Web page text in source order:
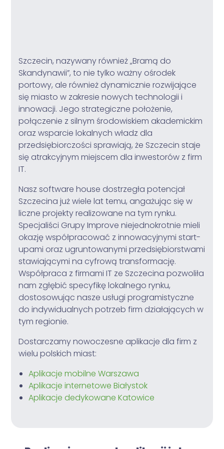
Szczecin, nazywany również „Bramą do
Skandynawii”, to nie tylko ważny ośrodek
portowy, ale również dynamicznie rozwijające
się miasto w zakresie nowych technologii i
innowacji. Jego strategiczne położenie,
połączenie z silnym środowiskiem akademickim
oraz wsparcie lokalnych władz dla
przedsiębiorczości sprawiają, że Szczecin staje
się atrakcyjnym miejscem dla inwestorów z firm
IT.
Nasz software house dostrzegła potencjał
Szczecina już wiele lat temu, angażując się w
liczne projekty realizowane na tym rynku.
Specjaliści Grupy Improve niejednokrotnie mieli
okazję współpracować z innowacyjnymi start-
upami oraz ugruntowanymi przedsiębiorstwami
stawiającymi na cyfrową transformację.
Współpraca z firmami IT ze Szczecina pozwoliła
nam zgłębić specyfikę lokalnego rynku,
dostosowując nasze usługi programistyczne
do indywidualnych potrzeb firm działających w
tym regionie.
Dostarczamy nowoczesne aplikacje dla firm z
wielu polskich miast:
Aplikacje mobilne Warszawa
Aplikacje internetowe Białystok
Aplikacje dedykowane Katowice